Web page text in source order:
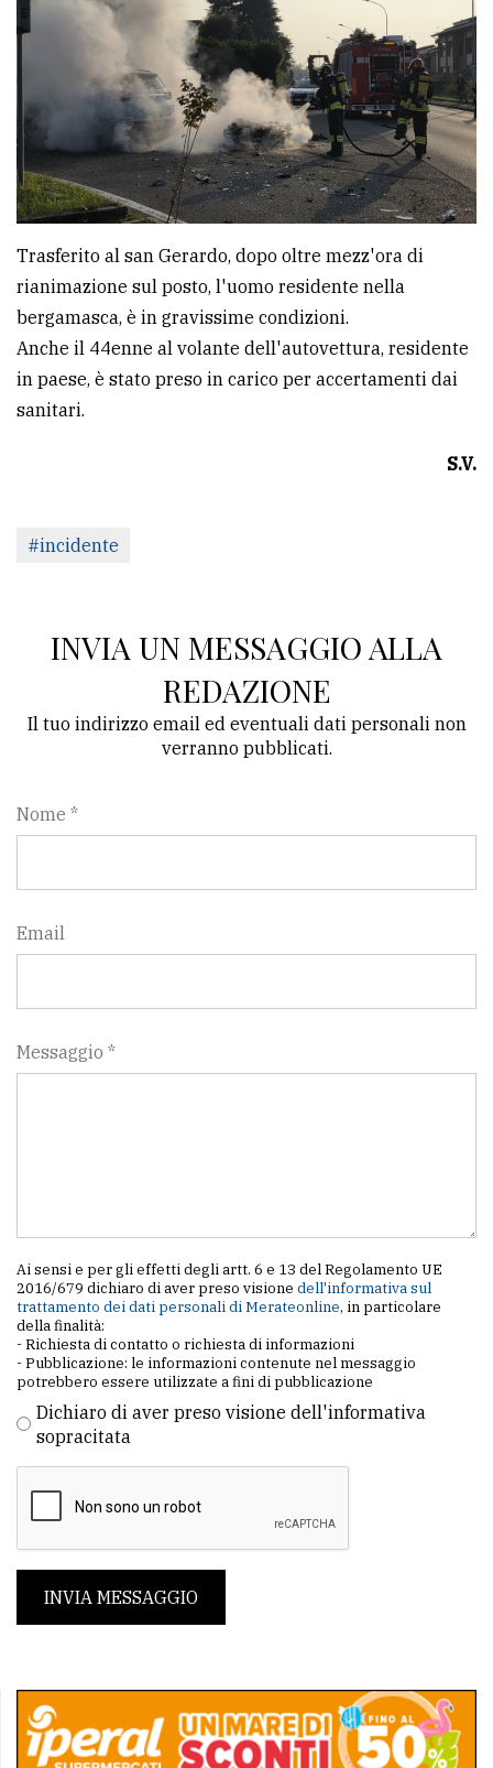
Trasferito al san Gerardo, dopo oltre mezz'ora di
rianimazione sul posto, l'uomo residente nella
bergamasca, è in gravissime condizioni.
Anche il 44enne al volante dell'autovettura, residente
in paese, è stato preso in carico per accertamenti dai
sanitari.
S.V.
#incidente
INVIA UN MESSAGGIO ALLA
REDAZIONE
Il tuo indirizzo email ed eventuali dati personali non
verranno pubblicati.
Nome *
Email
Messaggio *
Ai sensi e per gli effetti degli artt. 6 e 13 del Regolamento UE
2016/679 dichiaro di aver preso visione dell'informativa sul
trattamento dei dati personali di Merateonline, in particolare
della finalità:
- Richiesta di contatto o richiesta di informazioni
- Pubblicazione: le informazioni contenute nel messaggio
potrebbero essere utilizzate a fini di pubblicazione
Dichiaro di aver preso visione dell'informativa
sopracitata
INVIA MESSAGGIO